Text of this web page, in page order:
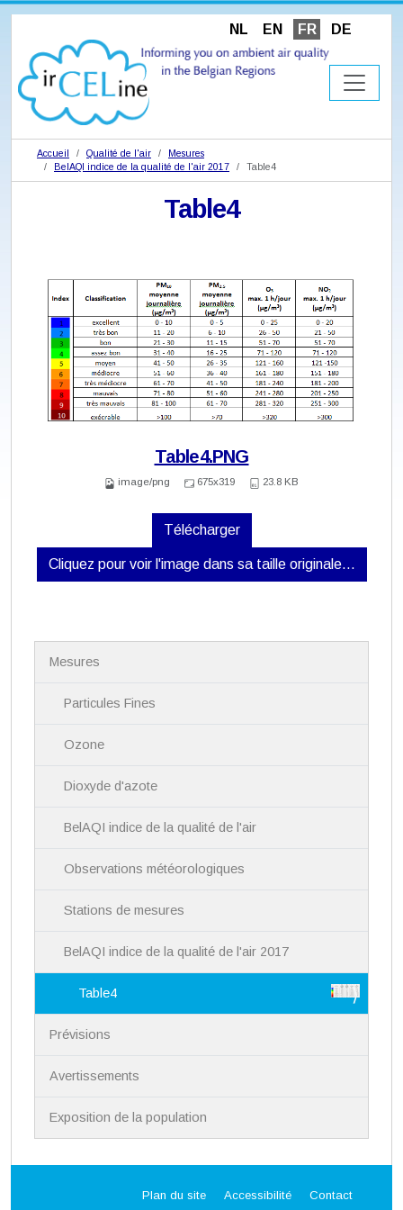
NL EN FR DE
Accueil Qualité de l'air
Mesures
BelAQI indice de la qualité de l'air 2017
Table4
Table4
Table4.PNG
image/png 675x319 23.8 KB
Télécharger
Cliquez pour voir l'image dans sa taille originale…
Mesures
Particules Fines
Ozone
Dioxyde d'azote
BelAQI indice de la qualité de l'air
Observations météorologiques
Stations de mesures
BelAQI indice de la qualité de l'air 2017
Table4
Prévisions
Avertissements
Exposition de la population
Plan du site Accessibilité Contact